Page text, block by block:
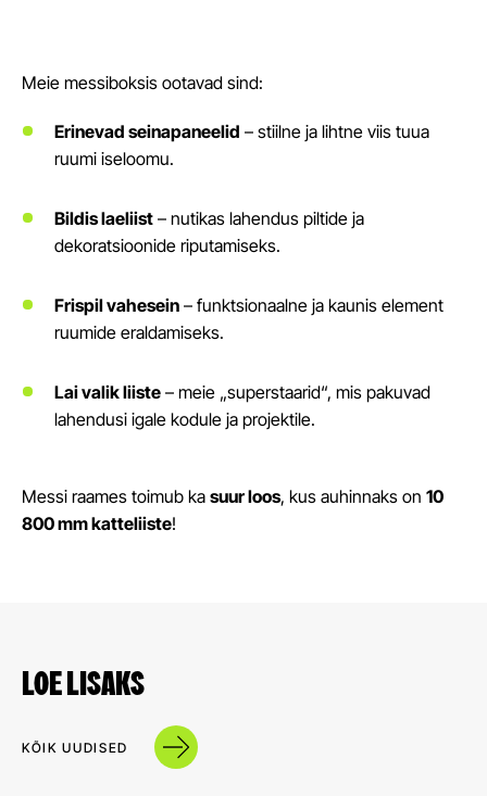
Meie messiboksis ootavad sind:
Erinevad seinapaneelid – stiilne ja lihtne viis tuua
ruumi iseloomu.
Bildis laeliist – nutikas lahendus piltide ja
dekoratsioonide riputamiseks.
Frispil vahesein – funktsionaalne ja kaunis element
ruumide eraldamiseks.
Lai valik liiste – meie „superstaarid“, mis pakuvad
lahendusi igale kodule ja projektile.
Messi raames toimub ka suur loos, kus auhinnaks on 10
800 mm katteliiste!
LOE LISAKS
KÕIK UUDISED